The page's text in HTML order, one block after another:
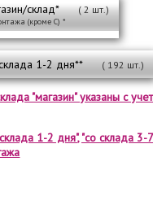
склад* ( 2 шт.)
(кроме С) *
1-2 дня** ( 192 шт.)
"магазин" указаны с
1-2 дня", "со склада 3-